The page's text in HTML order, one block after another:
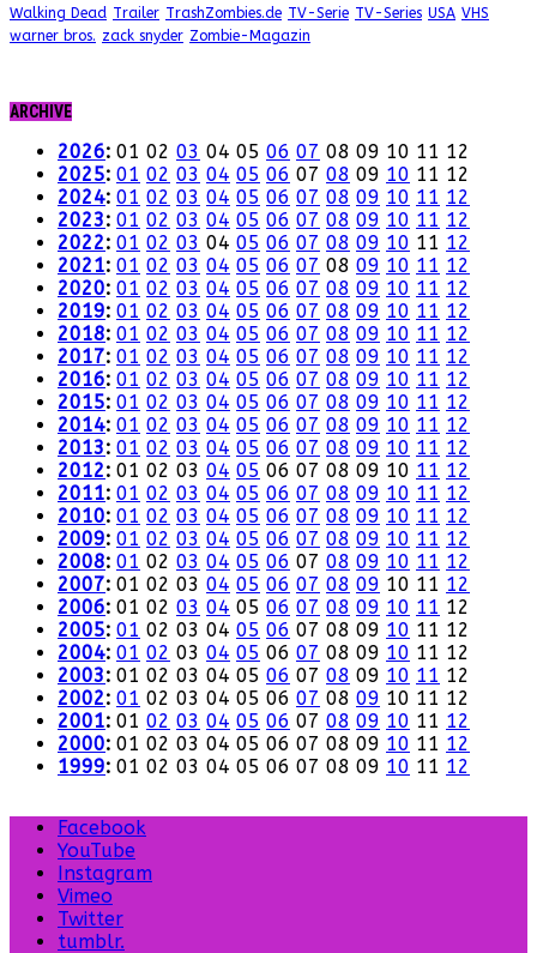
Walking Dead Trailer TrashZombies.de TV-Serie TV-Series USA VHS
warner bros. zack snyder Zombie-Magazin
ARCHIVE
2026: 01 02 03 04 05 06 07 08 09 10 11 12
2025: 01 02 03 04 05 06 07 08 09 10 11 12
2024: 01 02 03 04 05 06 07 08 09 10 11 12
2023: 01 02 03 04 05 06 07 08 09 10 11 12
2022: 01 02 03 04 05 06 07 08 09 10 11 12
2021: 01 02 03 04 05 06 07 08 09 10 11 12
2020: 01 02 03 04 05 06 07 08 09 10 11 12
2019: 01 02 03 04 05 06 07 08 09 10 11 12
2018: 01 02 03 04 05 06 07 08 09 10 11 12
2017: 01 02 03 04 05 06 07 08 09 10 11 12
2016: 01 02 03 04 05 06 07 08 09 10 11 12
2015: 01 02 03 04 05 06 07 08 09 10 11 12
2014: 01 02 03 04 05 06 07 08 09 10 11 12
2013: 01 02 03 04 05 06 07 08 09 10 11 12
2012: 01 02 03 04 05 06 07 08 09 10 11 12
2011: 01 02 03 04 05 06 07 08 09 10 11 12
2010: 01 02 03 04 05 06 07 08 09 10 11 12
2009: 01 02 03 04 05 06 07 08 09 10 11 12
2008: 01 02 03 04 05 06 07 08 09 10 11 12
2007: 01 02 03 04 05 06 07 08 09 10 11 12
2006: 01 02 03 04 05 06 07 08 09 10 11 12
2005: 01 02 03 04 05 06 07 08 09 10 11 12
2004: 01 02 03 04 05 06 07 08 09 10 11 12
2003: 01 02 03 04 05 06 07 08 09 10 11 12
2002: 01 02 03 04 05 06 07 08 09 10 11 12
2001: 01 02 03 04 05 06 07 08 09 10 11 12
2000: 01 02 03 04 05 06 07 08 09 10 11 12
1999: 01 02 03 04 05 06 07 08 09 10 11 12
Facebook
YouTube
Instagram
Vimeo
Twitter
tumblr.